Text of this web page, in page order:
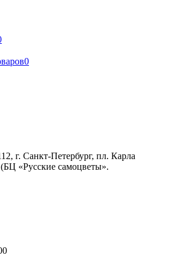
0
г. Санкт-Петербург, пл. Карла
«Русские самоцветы».